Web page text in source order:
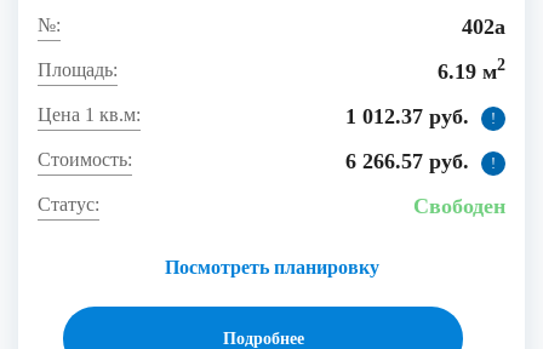
402а
6.19 м2
1 012.37 руб. !
6 266.57 руб. !
Посмотреть планировку
Свободен
Подробнее